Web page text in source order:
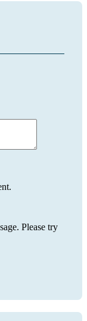
Please try